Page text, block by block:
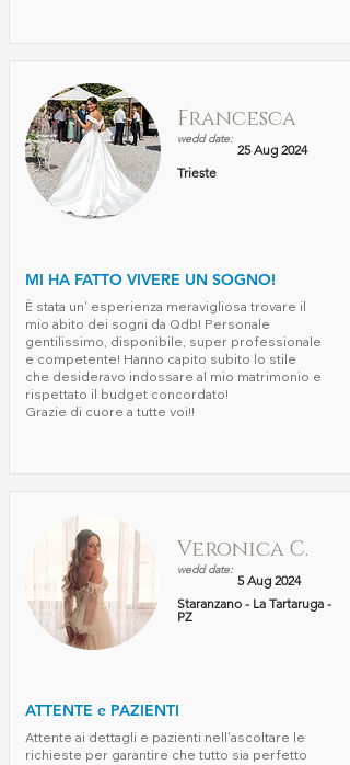
Francesca
wedd date:
25 Aug 2024
Trieste
MI HA FATTO VIVERE UN SOGNO!
È stata un' esperienza meravigliosa trovare il
mio abito dei sogni da Qdb! Personale
gentilissimo, disponibile, super professionale
e competente! Hanno capito subito lo stile
che desideravo indossare al mio matrimonio e
rispettato il budget concordato!
Grazie di cuore a tutte voi!!
Veronica C.
wedd date:
5 Aug 2024
Staranzano - La Tartaruga -
PZ
ATTENTE e PAZIENTI
Attente ai dettagli e pazienti nell'ascoltare le
richieste per garantire che tutto sia perfetto